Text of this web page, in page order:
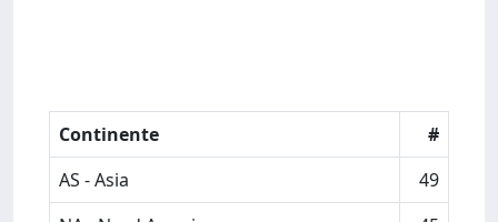
Continente
#
AS - Asia
49